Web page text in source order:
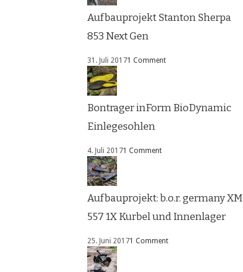
Aufbauprojekt Stanton Sherpa
853 Next Gen
31. Juli 20171 Comment
Bontrager inForm BioDynamic
Einlegesohlen
4. Juli 20171 Comment
Aufbauprojekt: b.o.r. germany XM
557 1X Kurbel und Innenlager
25. Juni 20171 Comment